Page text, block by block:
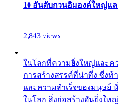
10 อันดับกวนอิมองค์ใหญ่แ
2,843 views
ในโลกที่ความยิ่งใหญ่และค
การสร้างสรรค์ที่น่าทึ่ง ซึ่งท้
และความสำเร็จของมนุษ
ในโลก สิ่งก่อสร้างอันยิ่งให